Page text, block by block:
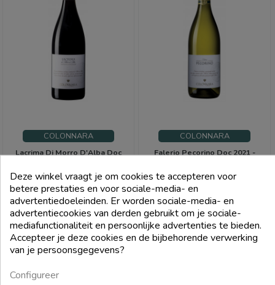
COLONNARA
Lacrima Di Morro D'Alba Doc
Prijs
€ 8,80Normale
prijs
€ 11,00
add_shopping_cart
COLONNARA
Falerio Pecorino Doc 2021 -
Prijs
€ 9,00 Normale
prijs
€ 12,00
add_shopping_cart
Deze winkel vraagt je om cookies te accepteren voor
betere prestaties en voor sociale-media- en
advertentiedoeleinden. Er worden sociale-media- en
advertentiecookies van derden gebruikt om je sociale-
mediafunctionaliteit en persoonlijke advertenties te bieden.
Accepteer je deze cookies en de bijbehorende verwerking
van je persoonsgegevens?
Configureer